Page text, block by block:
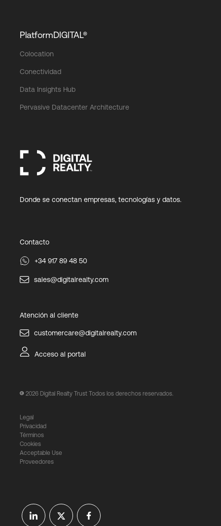
PlatformDIGITAL®
Colocation
Conectividad
Data Insights Hub
Pervasive Datacenter Architecture
Donde se conectan empresas, tecnologías y datos.
Contacto
+34 917 89 48 50
sales@digitalrealty.com
Atención al cliente
customercare@digitalrealty.com
Acceso al portal
2026 Digital Realty Trust Todos los derechos reservados.
Legal
Privacidad
Términos
Cookies
Acceptable Use
Proveedores